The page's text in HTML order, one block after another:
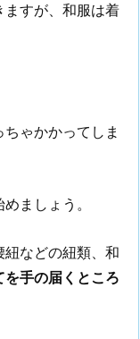
すが、和服は着
ゃかかってしま
ましょう。
などの紐類、和
手の届くところ